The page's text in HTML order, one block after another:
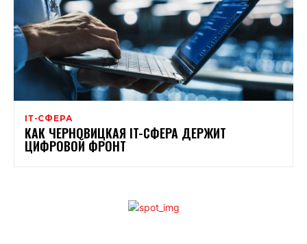
ІТ-СФЕРА
КАК ЧЕРНОВИЦКАЯ IT-СФЕРА ДЕРЖИТ
ЦИФРОВОЙ ФРОНТ